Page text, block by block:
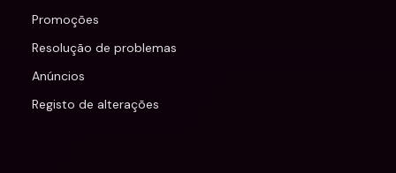
Promoções
Resolução de problemas
Anúncios
Registo de alterações